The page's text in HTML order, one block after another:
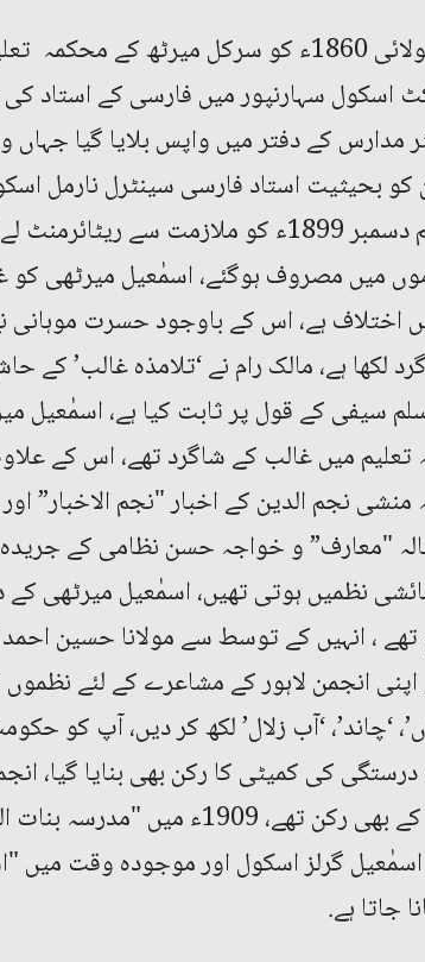
کو بحیثیت استاد فارسی سینٹرل نارمل
نے یکم دسمبر 1899ء کو ملازمت سے
میں مصروف ہوگئے، اسمٰعیل میرٹھی کو
اختلاف ہے، اس کے باوجود حسرت موہانی
لکھا ہے، مالک رام نے ‘تلامذہ غالب’
سیفی کے قول پر ثابت کیا ہے، اسمٰعیل
میں غالب کے شاگرد تھے، اس کے
منشی نجم الدین کے اخبار "نجم الاخبار”
"معارف” و خواجہ حسن نظامی کے جریدہ
نظمیں ہوتی تھیں، اسمٰعیل میرٹھی
، انہیں کے توسط سے مولانا حسین احمد
انجمن لاہور کے مشاعرے کے لئے
‘چاند’، ‘آب زلال’ لکھ کر دیں، آپ کو
کی کمیٹی کا رکن بھی بنایا گیا،
گرلز اسکول اور موجودہ وقت میں
جاتا ہے.